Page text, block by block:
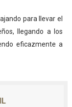
para llevar el
llegando a los
eficazmente a